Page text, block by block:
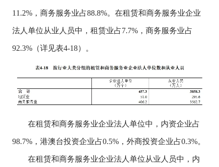
11.2%，商务服务业占88.8%。在租赁和商务服务业企业
法人单位从业人员中，租赁业占7.7%，商务服务业占
92.3%（详见表4-18）。
在租赁和商务服务业企业法人单位中，内资企业占
98.7%，港澳台投资企业占0.5%，外商投资企业占0.3%。
在租赁和商务服务业企业法人单位从业人员中，内